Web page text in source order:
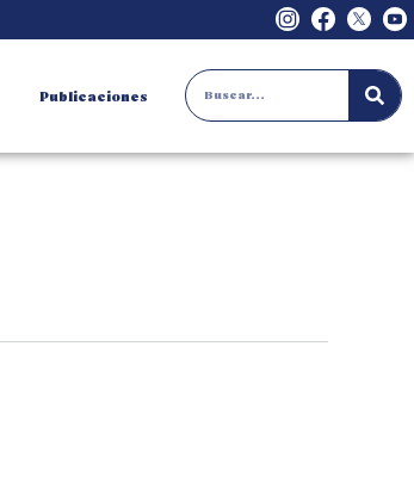
Publicaciones
Search